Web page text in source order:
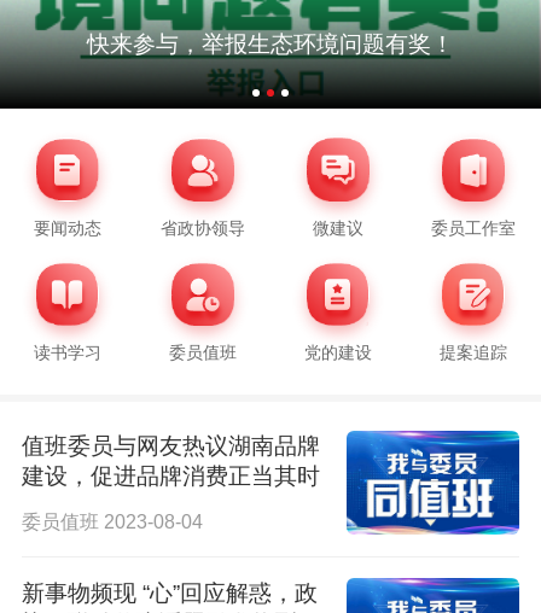
快来参与，举报生态环境问题有奖！
要闻动态 省政协领导 微建议 委员工作室
读书学习 委员值班 党的建设 提案追踪
值班委员与网友热议湖南品牌
建设，促进品牌消费正当其时
委员值班 2023-08-04
新事物频现 “心”回应解惑，政